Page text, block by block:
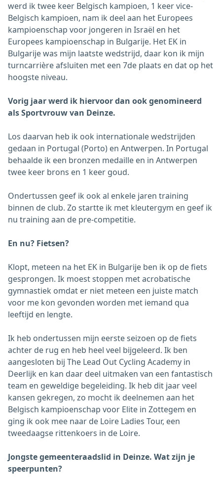
werd ik twee keer Belgisch kampioen, 1 keer vice-
Belgisch kampioen, nam ik deel aan het Europees
kampioenschap voor jongeren in Israël en het
Europees kampioenschap in Bulgarije. Het EK in
Bulgarije was mijn laatste wedstrijd, daar kon ik mijn
turncarrière afsluiten met een 7de plaats en dat op het
hoogste niveau.
Vorig jaar werd ik hiervoor dan ook genomineerd
als Sportvrouw van Deinze.
Los daarvan heb ik ook internationale wedstrijden
gedaan in Portugal (Porto) en Antwerpen. In Portugal
behaalde ik een bronzen medaille en in Antwerpen
twee keer brons en 1 keer goud.
Ondertussen geef ik ook al enkele jaren training
binnen de club. Zo startte ik met kleutergym en geef ik
nu training aan de pre-competitie.
En nu? Fietsen?
Klopt, meteen na het EK in Bulgarije ben ik op de fiets
gesprongen. Ik moest stoppen met acrobatische
gymnastiek omdat er niet meteen een juiste match
voor me kon gevonden worden met iemand qua
leeftijd en lengte.
Ik heb ondertussen mijn eerste seizoen op de fiets
achter de rug en heb heel veel bijgeleerd. Ik ben
aangesloten bij The Lead Out Cycling Academy in
Deerlijk en kan daar deel uitmaken van een fantastisch
team en geweldige begeleiding. Ik heb dit jaar veel
kansen gekregen, zo mocht ik deelnemen aan het
Belgisch kampioenschap voor Elite in Zottegem en
ging ik ook mee naar de Loire Ladies Tour, een
tweedaagse rittenkoers in de Loire.
Jongste gemeenteraadslid in Deinze. Wat zijn je
speerpunten?